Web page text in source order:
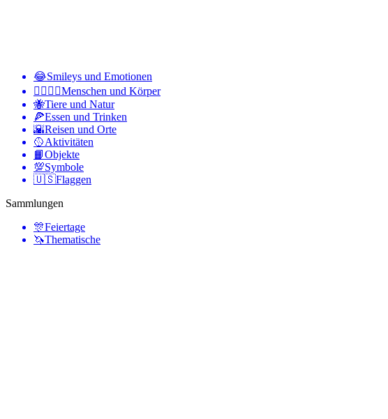
😂Smileys und Emotionen
👩‍❤️‍💋‍👨Menschen und Körper
🐝Tiere und Natur
🍕Essen und Trinken
🌇Reisen und Orte
🥎Aktivitäten
📙Objekte
💯Symbole
🇺🇸Flaggen
Sammlungen
🎊Feiertage
🦄Thematische